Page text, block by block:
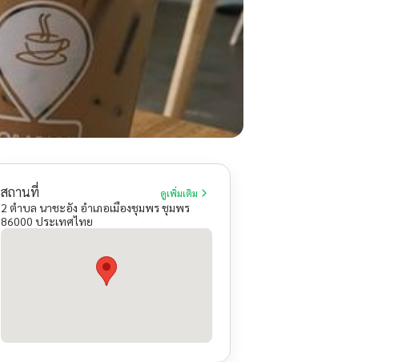
สถานที่ ดูเพิ่มเติม
2 ตำบล นาชะอัง อำเภอเมืองชุมพร ชุมพร
86000 ประเทศไทย